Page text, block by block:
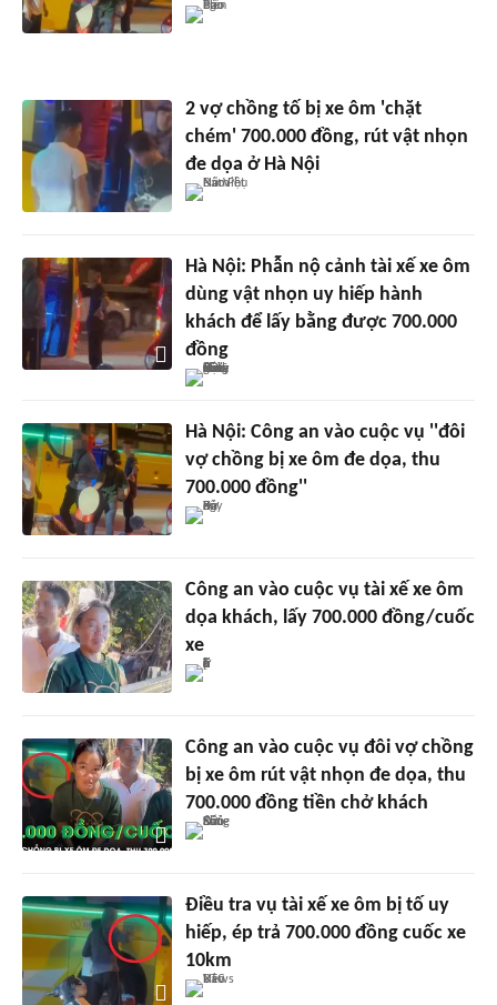
2 vợ chồng tố bị xe ôm 'chặt
chém' 700.000 đồng, rút vật nhọn
đe dọa ở Hà Nội
Hà Nội: Phẫn nộ cảnh tài xế xe ôm
dùng vật nhọn uy hiếp hành
khách để lấy bằng được 700.000
đồng
Hà Nội: Công an vào cuộc vụ ''đôi
vợ chồng bị xe ôm đe dọa, thu
700.000 đồng''
Công an vào cuộc vụ tài xế xe ôm
dọa khách, lấy 700.000 đồng/cuốc
xe
Công an vào cuộc vụ đôi vợ chồng
bị xe ôm rút vật nhọn đe dọa, thu
700.000 đồng tiền chở khách
Điều tra vụ tài xế xe ôm bị tố uy
hiếp, ép trả 700.000 đồng cuốc xe
10km